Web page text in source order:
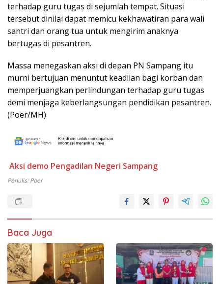
terhadap guru tugas di sejumlah tempat. Situasi
tersebut dinilai dapat memicu kekhawatiran para wali
santri dan orang tua untuk mengirim anaknya
bertugas di pesantren.
Massa menegaskan aksi di depan PN Sampang itu
murni bertujuan menuntut keadilan bagi korban dan
memperjuangkan perlindungan terhadap guru tugas
demi menjaga keberlangsungan pendidikan pesantren.
(Poer/MH)
Aksi demo Pengadilan Negeri Sampang
Penulis: Poer
Baca Juga